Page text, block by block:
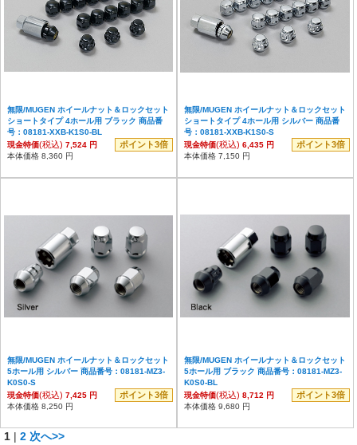
無限/MUGEN ホイールナット＆ロックセット
ショートタイプ 4ホール用 ブラック 商品番
号：08181-XXB-K1S0-BL
現金特価(税込) 7,524 円 ポイント3倍
本体価格 8,360 円
無限/MUGEN ホイールナット＆ロックセット
ショートタイプ 4ホール用 シルバー 商品番
号：08181-XXB-K1S0-S
現金特価(税込) 6,435 円 ポイント3倍
本体価格 7,150 円
無限/MUGEN ホイールナット＆ロックセット
5ホール用 シルバー 商品番号：08181-MZ3-
K0S0-S
現金特価(税込) 7,425 円 ポイント3倍
本体価格 8,250 円
無限/MUGEN ホイールナット＆ロックセット
5ホール用 ブラック 商品番号：08181-MZ3-
K0S0-BL
現金特価(税込) 8,712 円 ポイント3倍
本体価格 9,680 円
1 | 2 次へ>>